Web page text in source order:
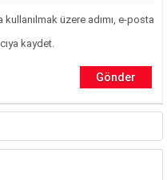
üzere adımı, e-posta
kaydet.